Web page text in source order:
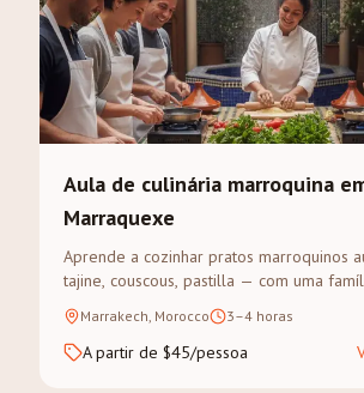
Aula de culinária marroquina
Marraquexe
Aprende a cozinhar pratos marroquinos
tajine, couscous, pastilla — com uma
Marraquexe. Visita ao souk para as
cozinha-se e come-se juntos.
Marrakech, Morocco 3–4 horas
A partir de $45/pessoa